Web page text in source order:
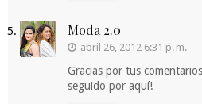
Moda 2.0
abril 26, 2012 6:31 p. m.
Gracias por tus
seguido por aquí!